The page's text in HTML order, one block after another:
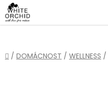
Přejít
na
obsah
Domů
/ DOMÁCNOST / WELLNESS /